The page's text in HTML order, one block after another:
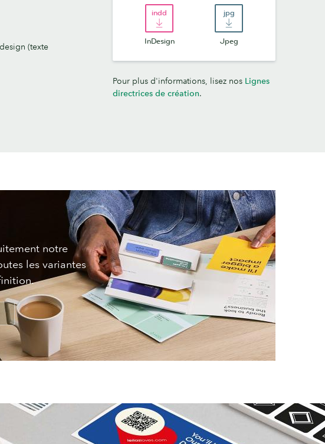
(texte
InDesign Jpeg
Pour plus d'informations, lisez nos Lignes
directrices de création.
notre
les variantes